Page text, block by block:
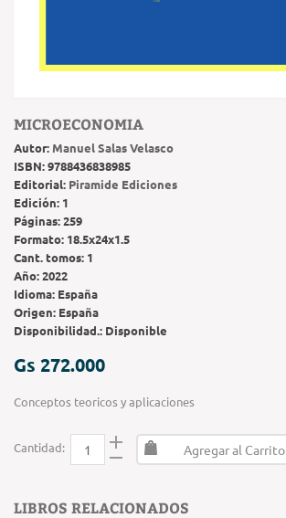
MICROECONOMIA
Autor: Manuel Salas Velasco
ISBN:9788436838985
Editorial: Piramide Ediciones
Edición: 1
Páginas:259
Formato: 18.5x24x1.5
Cant. tomos: 1
Año:2022
Idioma: España
Origen: España
Disponibilidad.: Disponible
Gs 272.000
Conceptos teoricos y aplicaciones
Cantidad: Agregar al Carrito
LIBROS RELACIONADOS